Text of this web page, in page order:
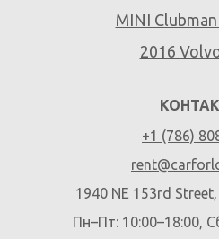
MINI
2016
+1 (786)
1940 NE 153rd
Пн–Пт: 10:00–18:00,